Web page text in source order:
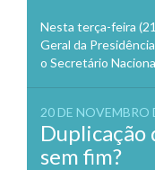
Nesta terça-feira
Geral da
o Secretário
20 DE NOVEMBRO
Duplicação
sem fim?